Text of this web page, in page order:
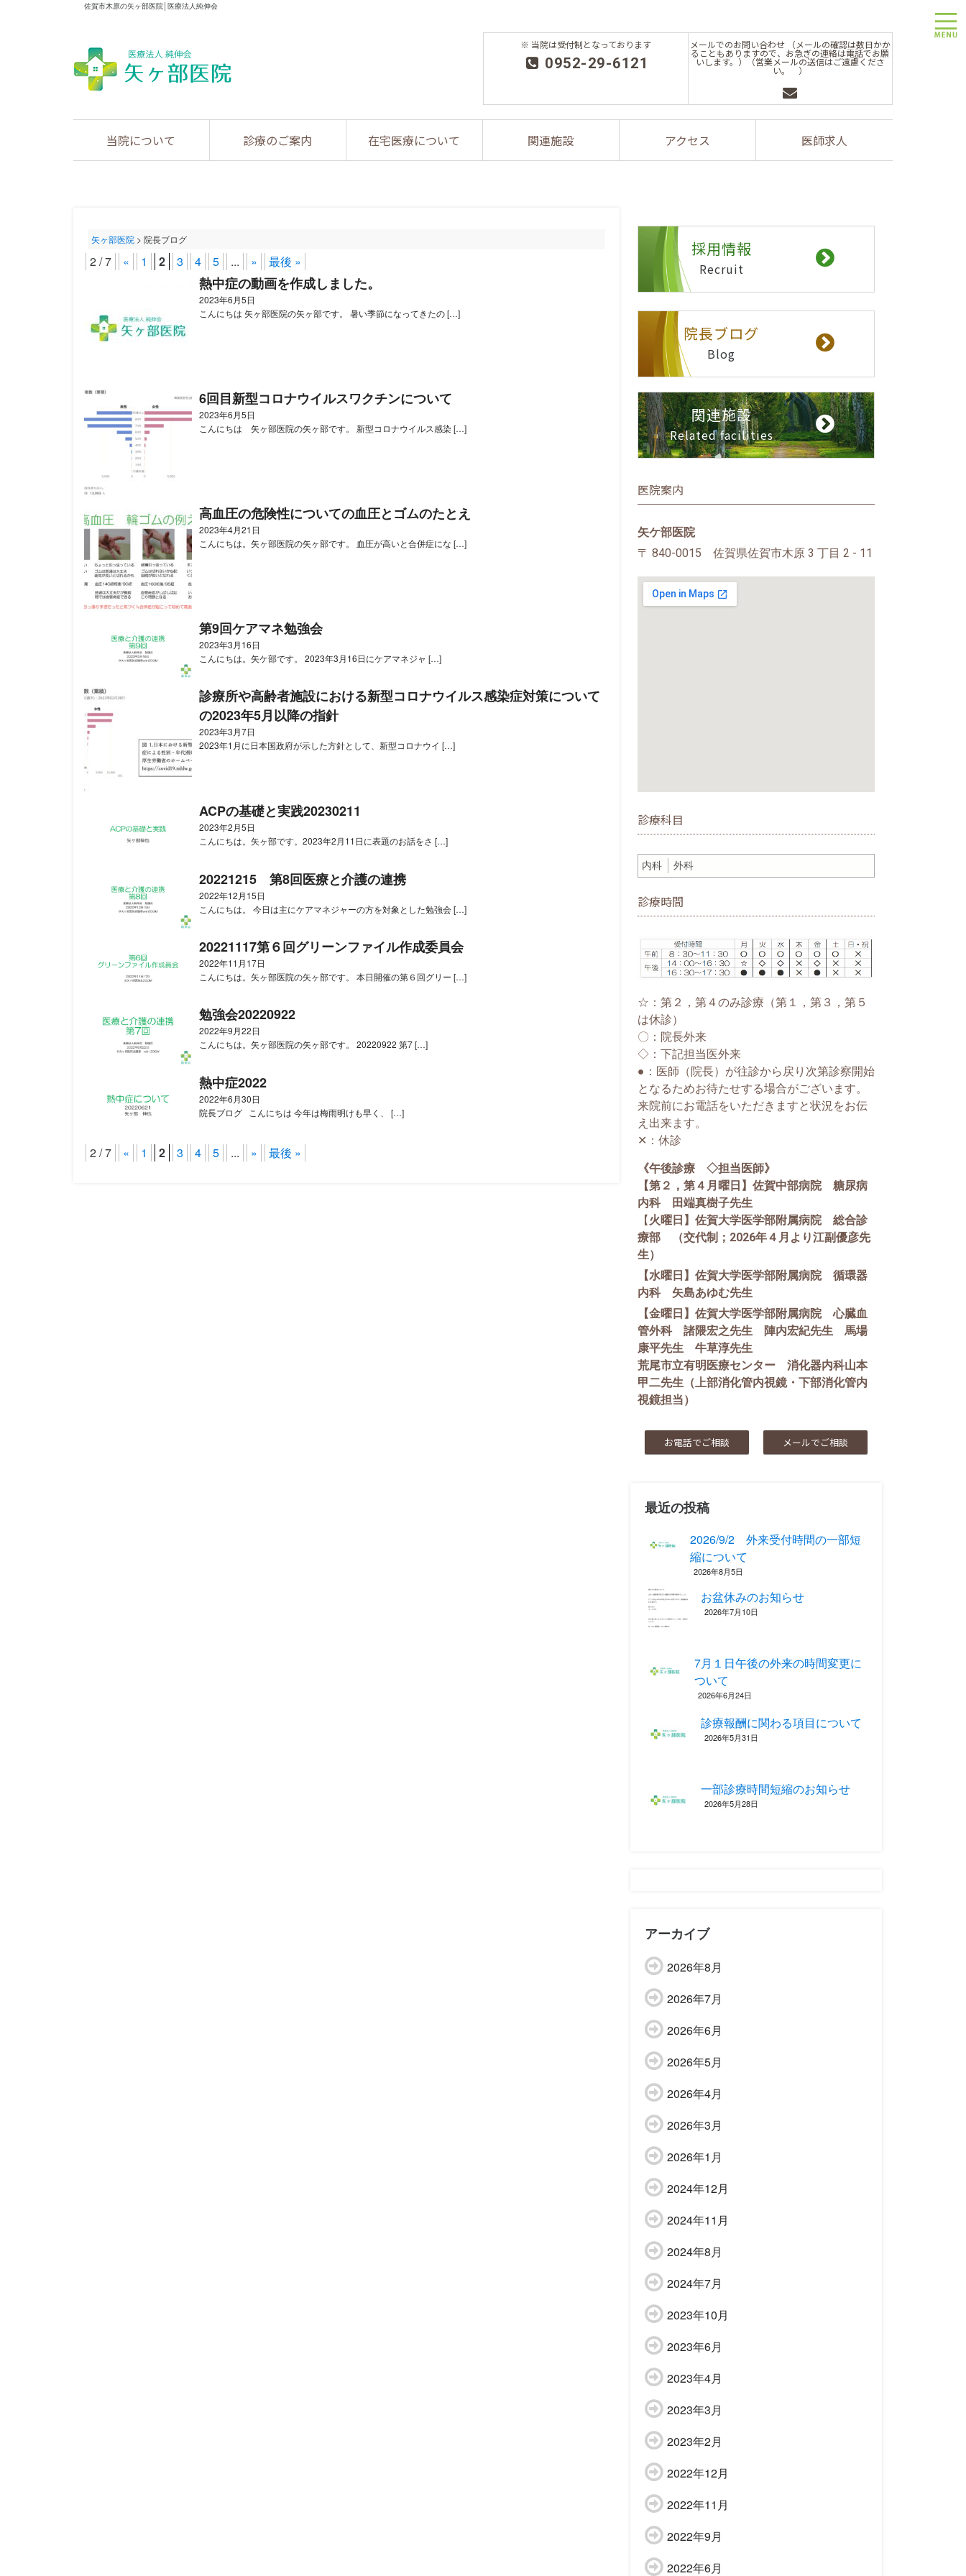
佐賀市木原の矢ヶ部医院│医療法人純伸会
※ 当院は受付制となっております
0952-29-6121
メールでのお問い合わせ （メールの確認は数日かか
ることもありますので、お急ぎの連絡は電話でお願
いします。）（営業メールの送信はご遠慮くださ
い。 ）
当院について 診療のご案内 在宅医療について 関連施設 アクセス 医師求人
矢ヶ部医院 > 院長ブログ
2 / 7 « 1 2 3 4 5 ... » 最後 »
熱中症の動画を作成しました。
2023年6月5日
こんにちは 矢ヶ部医院の矢ヶ部です。 暑い季節になってきたの […]
6回目新型コロナウイルスワクチンについて
2023年6月5日
こんにちは 矢ヶ部医院の矢ヶ部です。 新型コロナウイルス感染 […]
高血圧の危険性についての血圧とゴムのたとえ
2023年4月21日
こんにちは。矢ヶ部医院の矢ヶ部です。 血圧が高いと合併症にな […]
第9回ケアマネ勉強会
2023年3月16日
こんにちは。矢ケ部です。 2023年3月16日にケアマネジャ […]
診療所や高齢者施設における新型コロナウイルス感染症対策について
の2023年5月以降の指針
2023年3月7日
2023年1月に日本国政府が示した方針として、新型コロナウイ […]
ACPの基礎と実践20230211
2023年2月5日
こんにちは。矢ヶ部です。2023年2月11日に表題のお話をさ […]
20221215 第8回医療と介護の連携
2022年12月15日
こんにちは。 今日は主にケアマネジャーの方を対象とした勉強会 […]
20221117第６回グリーンファイル作成委員会
2022年11月17日
こんにちは。矢ヶ部医院の矢ヶ部です。 本日開催の第６回グリー […]
勉強会20220922
2022年9月22日
こんにちは。矢ヶ部医院の矢ヶ部です。 20220922 第7 […]
熱中症2022
2022年6月30日
院長ブログ こんにちは 今年は梅雨明けも早く、 […]
2 / 7 « 1 2 3 4 5 ... » 最後 »
採用情報
Recruit
院長ブログ
Blog
関連施設
Related facilities
医院案内
矢ケ部医院
〒 840-0015 佐賀県佐賀市木原 3 丁目 2 - 11
診療科目
内科 外科
診療時間
☆：第２，第４のみ診療（第１，第３，第５
は休診）
〇：院長外来
◇：下記担当医外来
●：医師（院長）が往診から戻り次第診察開始
となるためお待たせする場合がございます。
来院前にお電話をいただきますと状況をお伝
え出来ます。
✕：休診
《午後診療 ◇担当医師》
【第２，第４月曜日】佐賀中部病院 糖尿病
内科 田端真樹子先生
【火曜日】佐賀大学医学部附属病院 総合診
療部 （交代制；2026年４月より江副優彦先
生）
【水曜日】佐賀大学医学部附属病院 循環器
内科 矢島あゆむ先生
【金曜日】佐賀大学医学部附属病院 心臓血
管外科 諸隈宏之先生 陣内宏紀先生 馬場
康平先生 牛草淳先生
荒尾市立有明医療センター 消化器内科山本
甲二先生（上部消化管内視鏡・下部消化管内
視鏡担当）
お電話でご相談 メールでご相談
最近の投稿
2026/9/2 外来受付時間の一部短
縮について
2026年8月5日
お盆休みのお知らせ
2026年7月10日
7月１日午後の外来の時間変更に
ついて
2026年6月24日
診療報酬に関わる項目について ‎
2026年5月31日
一部診療時間短縮のお知らせ
2026年5月28日
アーカイブ
2026年8月
2026年7月
2026年6月
2026年5月
2026年4月
2026年3月
2026年1月
2024年12月
2024年11月
2024年8月
2024年7月
2023年10月
2023年6月
2023年4月
2023年3月
2023年2月
2022年12月
2022年11月
2022年9月
2022年6月